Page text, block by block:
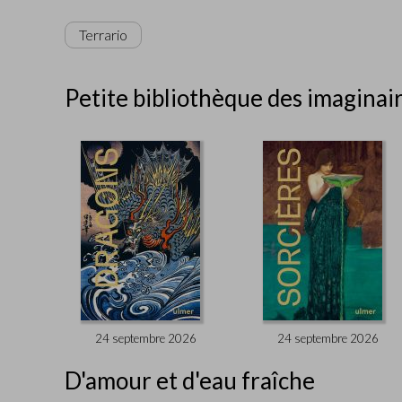
Terrario
Petite bibliothèque des
24 septembre 2026 24 septembre 2026
D'amour et d'eau fraîche